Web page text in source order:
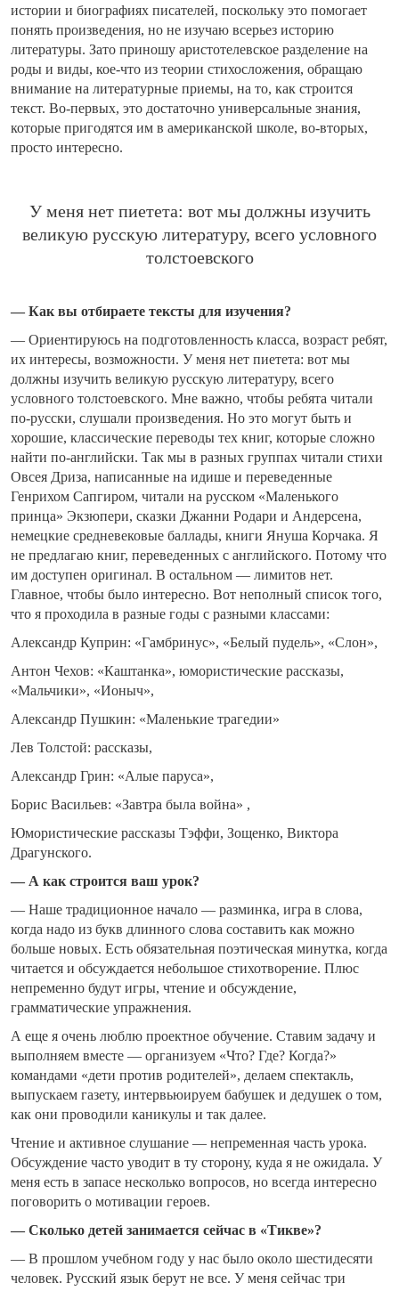
истории и биографиях писателей, поскольку это помогает
понять произведения, но не изучаю всерьез историю
литературы. Зато приношу аристотелевское разделение на
роды и виды, кое-что из теории стихосложения, обращаю
внимание на литературные приемы, на то, как строится
текст. Во-первых, это достаточно универсальные знания,
которые пригодятся им в американской школе, во-вторых,
просто интересно.
У меня нет пиетета: вот мы должны изучить
великую русскую литературу, всего условного
толстоевского
— Как вы отбираете тексты для изучения?
— Ориентируюсь на подготовленность класса, возраст ребят,
их интересы, возможности. У меня нет пиетета: вот мы
должны изучить великую русскую литературу, всего
условного толстоевского. Мне важно, чтобы ребята читали
по-русски, слушали произведения. Но это могут быть и
хорошие, классические переводы тех книг, которые сложно
найти по-английски. Так мы в разных группах читали стихи
Овсея Дриза, написанные на идише и переведенные
Генрихом Сапгиром, читали на русском «Маленького
принца» Экзюпери, сказки Джанни Родари и Андерсена,
немецкие средневековые баллады, книги Януша Корчака. Я
не предлагаю книг, переведенных с английского. Потому что
им доступен оригинал. В остальном — лимитов нет.
Главное, чтобы было интересно. Вот неполный список того,
что я проходила в разные годы с разными классами:
Александр Куприн: «Гамбринус», «Белый пудель», «Слон»,
Антон Чехов: «Каштанка», юмористические рассказы,
«Мальчики», «Ионыч»,
Александр Пушкин: «Маленькие трагедии»
Лев Толстой: рассказы,
Александр Грин: «Алые паруса»,
Борис Васильев: «Завтра была война» ,
Юмористические рассказы Тэффи, Зощенко, Виктора
Драгунского.
— А как строится ваш урок?
— Наше традиционное начало — разминка, игра в слова,
когда надо из букв длинного слова составить как можно
больше новых. Есть обязательная поэтическая минутка, когда
читается и обсуждается небольшое стихотворение. Плюс
непременно будут игры, чтение и обсуждение,
грамматические упражнения.
А еще я очень люблю проектное обучение. Ставим задачу и
выполняем вместе — организуем «Что? Где? Когда?»
командами «дети против родителей», делаем спектакль,
выпускаем газету, интервьюируем бабушек и дедушек о том,
как они проводили каникулы и так далее.
Чтение и активное слушание — непременная часть урока.
Обсуждение часто уводит в ту сторону, куда я не ожидала. У
меня есть в запасе несколько вопросов, но всегда интересно
поговорить о мотивации героев.
— Сколько детей занимается сейчас в «Тикве»?
— В прошлом учебном году у нас было около шестидесяти
человек. Русский язык берут не все. У меня сейчас три